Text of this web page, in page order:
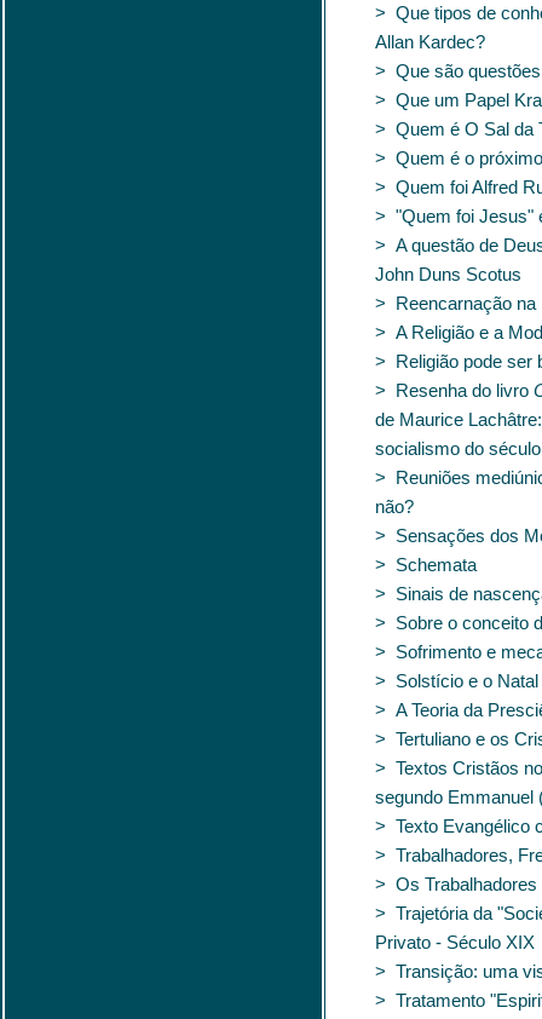
> Que tipos de
Allan Kardec?
> Que são
> Que um Papel
> Quem é O Sal da
> Quem é o
> Quem foi Alfred
> "Quem foi Jesus"
> A questão de
John Duns Scotus
> Reencarnação na
> A Religião e a
> Religião pode ser
> Resenha do livro
de Maurice
socialismo do
> Reuniões
não?
> Sensações dos
> Schemata
> Sinais de
> Sobre o conceito
> Sofrimento e
> Solstício e o Natal
> A Teoria da
> Tertuliano e os
> Textos Cristãos
segundo Emmanuel
> Texto Evangélico
> Trabalhadores,
> Os Trabalhadores
> Trajetória da
Privato - Século XIX
> Transição: uma
> Tratamento